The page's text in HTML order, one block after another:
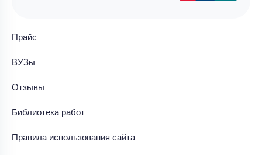
Прайс
ВУЗы
Отзывы
Библиотека работ
Правила использования сайта